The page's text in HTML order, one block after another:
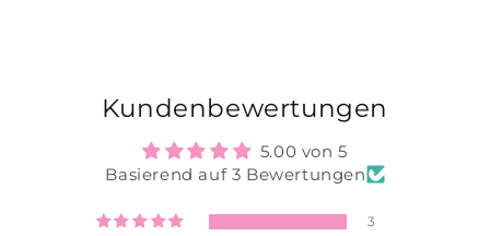
Kundenbewertungen
5.00 von 5
Basierend auf 3 Bewertungen
3